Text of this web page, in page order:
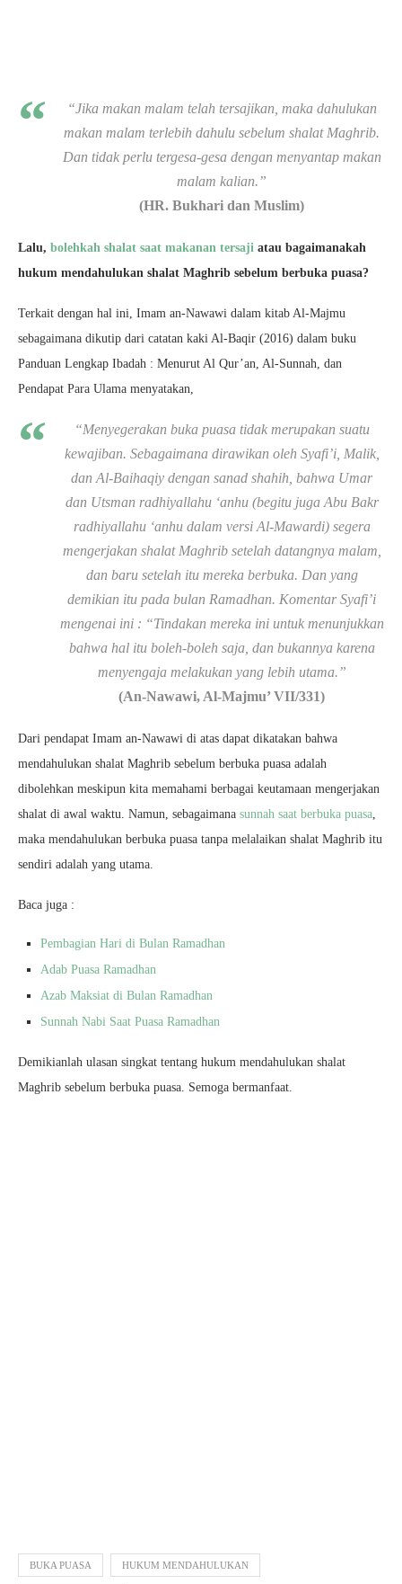
“Jika makan malam telah tersajikan, maka dahulukan
makan malam terlebih dahulu sebelum shalat Maghrib.
Dan tidak perlu tergesa-gesa dengan menyantap makan
malam kalian.”
(HR. Bukhari dan Muslim)
Lalu, bolehkah shalat saat makanan tersaji atau bagaimanakah
hukum mendahulukan shalat Maghrib sebelum berbuka puasa?
Terkait dengan hal ini, Imam an-Nawawi dalam kitab Al-Majmu
sebagaimana dikutip dari catatan kaki Al-Baqir (2016) dalam buku
Panduan Lengkap Ibadah : Menurut Al Qur’an, Al-Sunnah, dan
Pendapat Para Ulama menyatakan,
“Menyegerakan buka puasa tidak merupakan suatu
kewajiban. Sebagaimana dirawikan oleh Syafi’i, Malik,
dan Al-Baihaqiy dengan sanad shahih, bahwa Umar
dan Utsman radhiyallahu ‘anhu (begitu juga Abu Bakr
radhiyallahu ‘anhu dalam versi Al-Mawardi) segera
mengerjakan shalat Maghrib setelah datangnya malam,
dan baru setelah itu mereka berbuka. Dan yang
demikian itu pada bulan Ramadhan. Komentar Syafi’i
mengenai ini : “Tindakan mereka ini untuk menunjukkan
bahwa hal itu boleh-boleh saja, dan bukannya karena
menyengaja melakukan yang lebih utama.”
(An-Nawawi, Al-Majmu’ VII/331)
Dari pendapat Imam an-Nawawi di atas dapat dikatakan bahwa
mendahulukan shalat Maghrib sebelum berbuka puasa adalah
dibolehkan meskipun kita memahami berbagai keutamaan mengerjakan
shalat di awal waktu. Namun, sebagaimana sunnah saat berbuka puasa,
maka mendahulukan berbuka puasa tanpa melalaikan shalat Maghrib itu
sendiri adalah yang utama.
Baca juga :
Pembagian Hari di Bulan Ramadhan
Adab Puasa Ramadhan
Azab Maksiat di Bulan Ramadhan
Sunnah Nabi Saat Puasa Ramadhan
Demikianlah ulasan singkat tentang hukum mendahulukan shalat
Maghrib sebelum berbuka puasa. Semoga bermanfaat.
BUKA PUASA HUKUM MENDAHULUKAN